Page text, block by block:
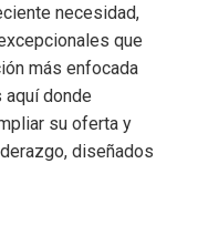
necesidad,
que
más enfocada
donde
su oferta y
diseñados